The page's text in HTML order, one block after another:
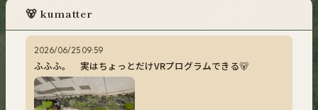
8/12(水) 定休日
🐻 kumatter
2026/06/25 09:59
ふふふ。 実はちょっとだけVRプログラムできる🐻